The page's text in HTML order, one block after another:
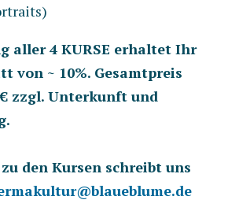
aller 4 KURSE erhaltet Ihr
von ~ 10%. Gesamtpreis
zzgl. Unterkunft und
den Kursen schreibt uns